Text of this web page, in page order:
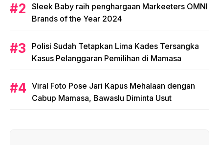
Sleek Baby raih penghargaan Markeeters OMNI
Brands of the Year 2024
Polisi Sudah Tetapkan Lima Kades Tersangka
Kasus Pelanggaran Pemilihan di Mamasa
Viral Foto Pose Jari Kapus Mehalaan dengan
Cabup Mamasa, Bawaslu Diminta Usut